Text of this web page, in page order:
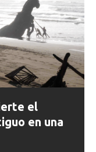
el
en una